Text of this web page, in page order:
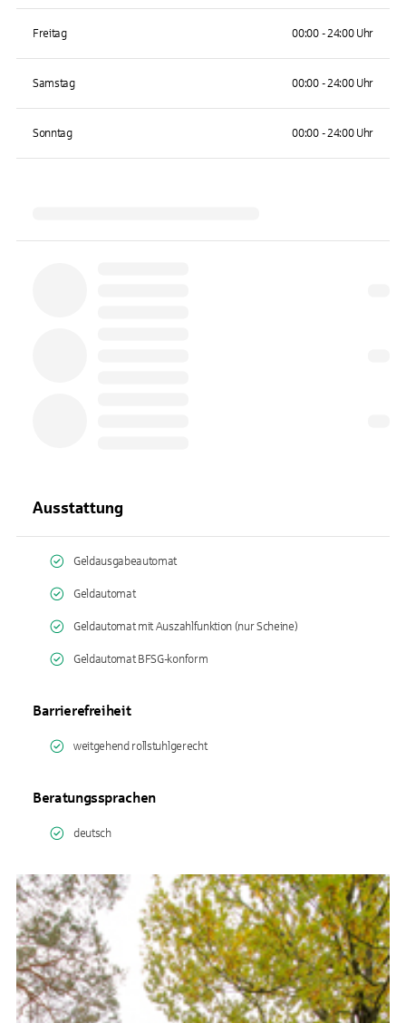
Freitag 00:00 - 24:00 Uhr
Samstag 00:00 - 24:00 Uhr
Sonntag 00:00 - 24:00 Uhr
Ausstattung
Geldausgabeautomat
Geldautomat
Geldautomat mit Auszahlfunktion (nur Scheine)
Geldautomat BFSG-konform
Barrierefreiheit
weitgehend rollstuhlgerecht
Beratungssprachen
deutsch